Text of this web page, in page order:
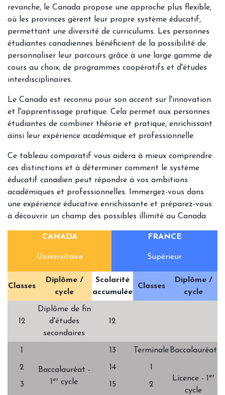
revanche, le Canada propose une approche plus flexible,
où les provinces gèrent leur propre système éducatif,
permettant une diversité de curriculums. Les personnes
étudiantes canadiennes bénéficient de la possibilité de
personnaliser leur parcours grâce à une large gamme de
cours au choix, de programmes coopératifs et d'études
interdisciplinaires.
Le Canada est reconnu pour son accent sur l'innovation
et l'apprentissage pratique. Cela permet aux personnes
étudiantes de combiner théorie et pratique, enrichissant
ainsi leur expérience académique et professionnelle.
Ce tableau comparatif vous aidera à mieux comprendre
ces distinctions et à déterminer comment le système
éducatif canadien peut répondre à vos ambitions
académiques et professionnelles. Immergez-vous dans
une expérience éducative enrichissante et préparez-vous
à découvrir un champ des possibles illimité au Canada.
CANADA
Universitaire
FRANCE
Supérieur
Classes
Diplôme /
cycle
Scolarité
accumulée
Classes
Diplôme /
cycle
12
Diplôme de fin
d'études
secondaires
12
Baccalauréat -
er cycle
13 Terminale Baccalauréat
2 14
Licence - 1
er
cycle
3 15 2